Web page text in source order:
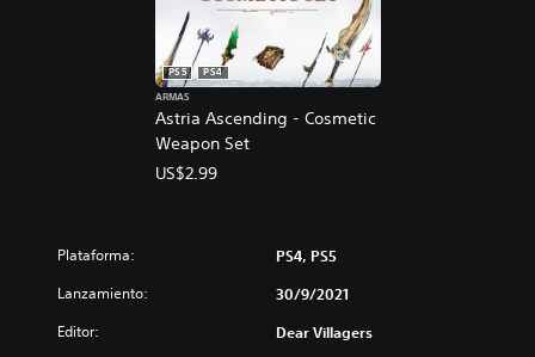
Astria Ascending - Cosmetic
Weapon Set
PS5
PS4
ARMAS
US$2.99
Plataforma: PS4, PS5
Lanzamiento: 30/9/2021
Editor: Dear Villagers